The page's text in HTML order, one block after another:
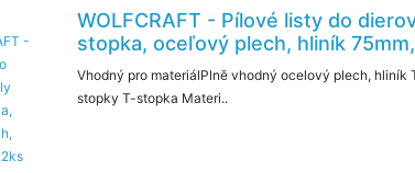
WOLFCRAFT - Pílové listy do
stopka, oceľový plech, hliník
Vhodný pro materiálPlně vhodný ocelový plech, hliník
stopky T-stopka Materi..